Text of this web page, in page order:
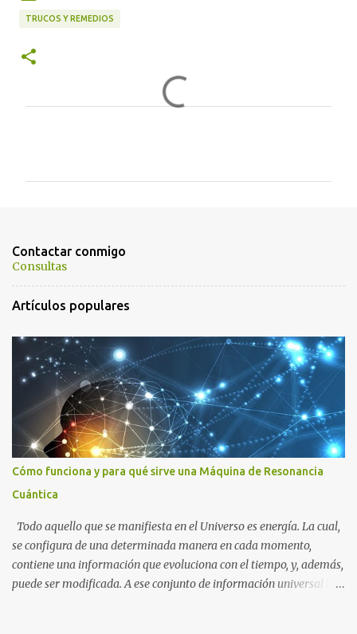
TRUCOS Y REMEDIOS
a
r
i
o
s
Contactar conmigo
Consultas
Artículos populares
Cómo funciona y para qué sirve una Máquina de Resonancia
Cuántica
Todo aquello que se manifiesta en el Universo es energía. La cual,
se configura de una determinada manera en cada momento,
contiene una información que evoluciona con el tiempo, y, además,
puede ser modificada. A ese conjunto de información universal lo